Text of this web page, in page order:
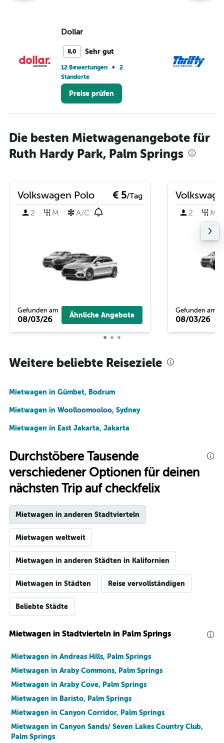
Dollar
8,0 Sehr gut
12 Bewertungen •
2
Standorte
Preise prüfen
Die besten Mietwagenangebote für
Ruth Hardy Park, Palm Springs
Volkswagen Polo € 5/Tag
2
M A/C
Gefunden am
08/03/26 Ähnliche Angebote
2 M
Gefunden am
08/03/26
Weitere beliebte Reiseziele
Mietwagen in Gümbet, Bodrum
Mietwagen in Woolloomooloo, Sydney
Mietwagen in East Jakarta, Jakarta
Durchstöbere Tausende
verschiedener Optionen für deinen
nächsten Trip auf checkfelix
Mietwagen in anderen Stadtvierteln
Mietwagen weltweit
Mietwagen in anderen Städten in Kalifornien
Mietwagen in Städten Reise vervollständigen
Beliebte Städte
Mietwagen in Stadtvierteln in Palm Springs
Mietwagen in Andreas Hills, Palm Springs
Mietwagen in Araby Commons, Palm Springs
Mietwagen in Araby Cove, Palm Springs
Mietwagen in Baristo, Palm Springs
Mietwagen in Canyon Corridor, Palm Springs
Mietwagen in Canyon Sands/ Seven Lakes Country Club,
Palm Springs